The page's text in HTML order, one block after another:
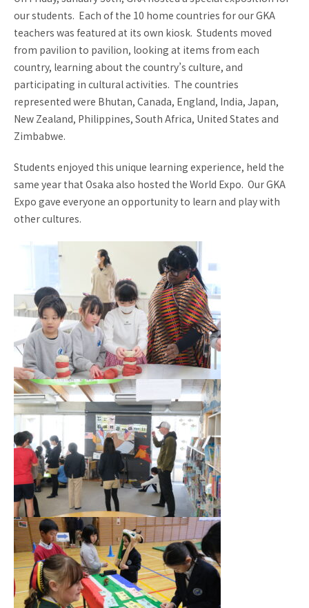
採用情報 視察申し込み
our students. Each of the 10 home countries for our GKA
teachers was featured at its own kiosk. Students moved
from pavilion to pavilion, looking at items from each
country, learning about the country’s culture, and
participating in cultural activities. The countries
represented were Bhutan, Canada, England, India, Japan,
New Zealand, Philippines, South Africa, United States and
Zimbabwe.
Students enjoyed this unique learning experience, held the
same year that Osaka also hosted the World Expo. Our GKA
Expo gave everyone an opportunity to learn and play with
other cultures.